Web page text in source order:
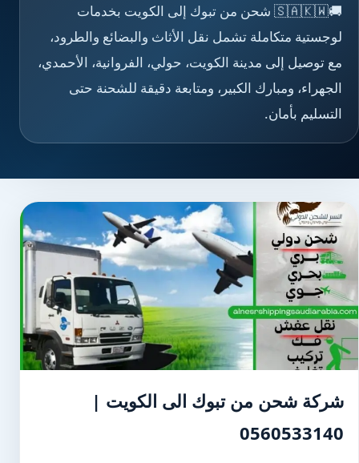
🚚🇸🇦🇰🇼 شحن من تبوك إلى الكويت بخدمات
لوجستية متكاملة تشمل نقل الأثاث والبضائع والطرود،
مع توصيل إلى مدينة الكويت، حولي، الفروانية، الأحمدي،
الجهراء، ومبارك الكبير، ومتابعة دقيقة للشحنة حتى
التسليم بأمان.
شركة شحن من تبوك الى الكويت |
0560533140